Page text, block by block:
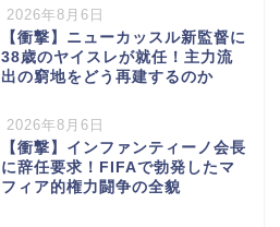
2026年8月6日
【衝撃】ニューカッスル新監督に
38歳のヤイスレが就任！主力流
出の窮地をどう再建するのか
2026年8月6日
【衝撃】インファンティーノ会長
に辞任要求！FIFAで勃発したマ
フィア的権力闘争の全貌